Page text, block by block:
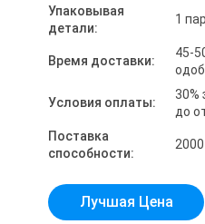
Упаковывая
детали:
1
Время доставки:
45-
Условия оплаты:
30%
до
Поставка
способности:
Лучшая Цена